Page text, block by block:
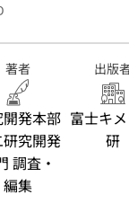
著者
発本部
究開発
調査・
編集
出版
富士キ
研